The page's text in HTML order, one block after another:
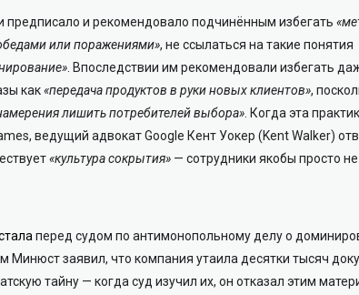
предписало и рекомендовало подчинённым избегать
или поражениями», не ссылаться на такие понятия
. Впоследствии им рекомендовали избегать
как«передача продуктов в руки новых клиентов»,
лишить потребителей выбора» . Когда эта
ведущий адвокат Google Кент Уокер (Kent Walker)
«культура сокрытия» — сотрудники якобы просто
перед судом по антимонопольному делу о
Минюст заявил, что компания утаила десятки тысяч
тайну — когда суд изучил их, он отказал этим